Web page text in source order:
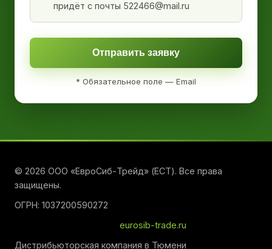
придёт с почты 522466@mail.ru
Отправить заявку
* Обязательное поле — Email
© 2026 ООО «ЕвроСиб-Трейд» (ЕСТ). Все права
защищены.
ОГРН: 1037200590272
eurosib-trade.ru
Дистрибьюторская компания в Тюмени